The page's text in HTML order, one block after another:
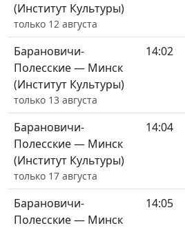
(Институт Культуры)
только 12 августа
Барановичи-
Полесские — Минск
(Институт Культуры)
только 13 августа
14:02
Барановичи-
Полесские — Минск
(Институт Культуры)
только 17 августа
14:04
Барановичи-
Полесские — Минск
14:05